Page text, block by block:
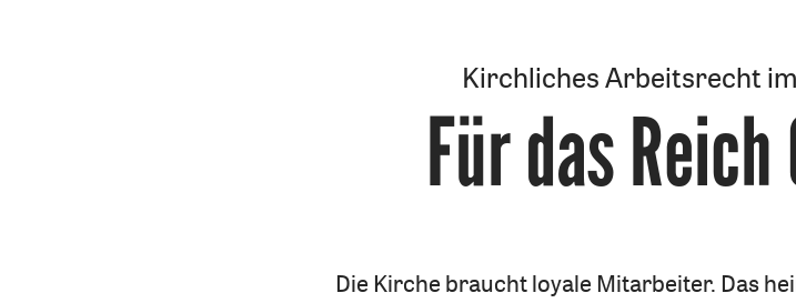
Kirchliches Arbeitsrecht
:
Für das
Die Kirche braucht loyale Mitarbeiter. Das